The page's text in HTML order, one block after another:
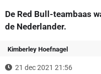
De Red Bull-teambaas
de Nederlander.
Kimberley Hoefnagel
21 dec 2021 21:56